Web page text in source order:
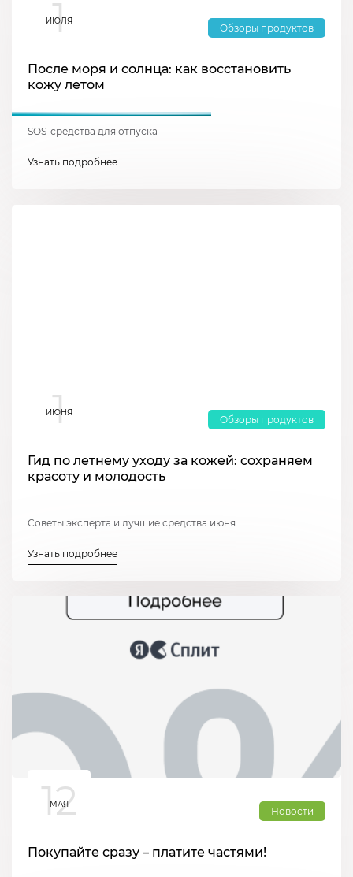
1
ИЮЛЯ
Обзоры продуктов
После моря и солнца: как восстановить
кожу летом
SOS-средства для отпуска
Узнать подробнее
1
ИЮНЯ
Обзоры продуктов
Гид по летнему уходу за кожей: сохраняем
красоту и молодость
Советы эксперта и лучшие средства июня
Узнать подробнее
12
МАЯ
Новости
Покупайте сразу – платите частями!